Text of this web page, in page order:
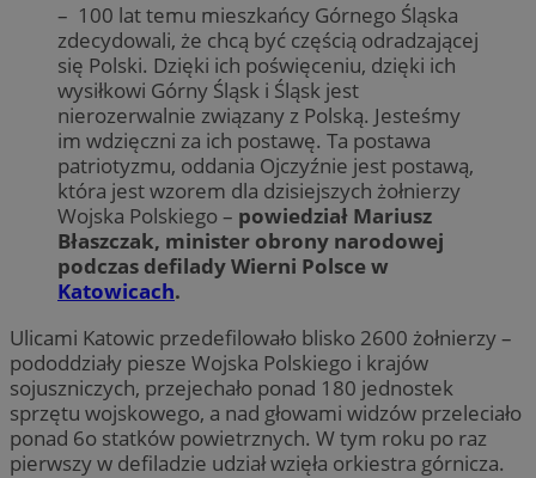
– 100 lat temu mieszkańcy Górnego Śląska
zdecydowali, że chcą być częścią odradzającej
się Polski. Dzięki ich poświęceniu, dzięki ich
wysiłkowi Górny Śląsk i Śląsk jest
nierozerwalnie związany z Polską. Jesteśmy
im wdzięczni za ich postawę. Ta postawa
patriotyzmu, oddania Ojczyźnie jest postawą,
która jest wzorem dla dzisiejszych żołnierzy
Wojska Polskiego – powiedział Mariusz
Błaszczak, minister obrony narodowej
podczas defilady Wierni Polsce w
Katowicach.
Ulicami Katowic przedefilowało blisko 2600 żołnierzy –
pododdziały piesze Wojska Polskiego i krajów
sojuszniczych, przejechało ponad 180 jednostek
sprzętu wojskowego, a nad głowami widzów przeleciało
ponad 6o statków powietrznych. W tym roku po raz
pierwszy w defiladzie udział wzięła orkiestra górnicza.